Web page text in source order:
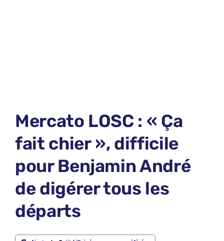
NOUS
Mercato LOSC : « Ça
fait chier », difficile
pour Benjamin André
de digérer tous les
départs